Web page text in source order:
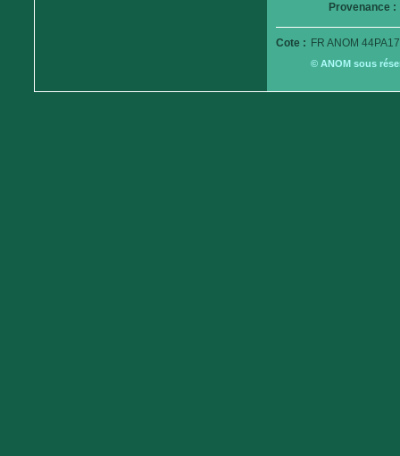
Provenance :
Cote : FR ANOM
© ANOM sous